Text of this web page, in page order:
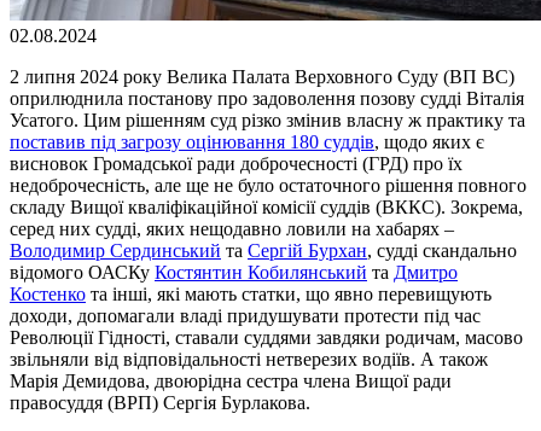
02.08.2024
2 липня 2024 року Велика Палата Верховного Суду (ВП ВС)
оприлюднила постанову про задоволення позову судді Віталія
Усатого. Цим рішенням суд різко змінив власну ж практику та
поставив під загрозу оцінювання 180 суддів, щодо яких є
висновок Громадської ради доброчесності (ГРД) про їх
недоброчесність, але ще не було остаточного рішення повного
складу Вищої кваліфікаційної комісії суддів (ВККС). Зокрема,
серед них судді, яких нещодавно ловили на хабарях –
Володимир Сердинський та Сергій Бурхан, судді скандально
відомого ОАСКу Костянтин Кобилянський та Дмитро
Костенко та інші, які мають статки, що явно перевищують
доходи, допомагали владі придушувати протести під час
Революції Гідності, ставали суддями завдяки родичам, масово
звільняли від відповідальності нетверезих водіїв. А також
Марія Демидова, двоюрідна сестра члена Вищої ради
правосуддя (ВРП) Сергія Бурлакова.